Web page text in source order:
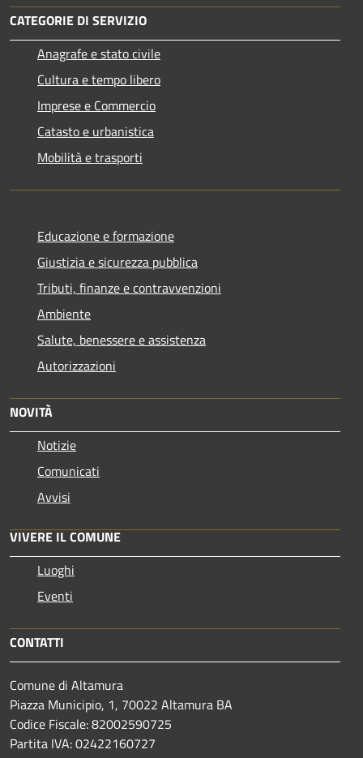
CATEGORIE DI SERVIZIO
Anagrafe e stato civile
Cultura e tempo libero
Imprese e Commercio
Catasto e urbanistica
Mobilità e trasporti
Educazione e formazione
Giustizia e sicurezza pubblica
Tributi, finanze e contravvenzioni
Ambiente
Salute, benessere e assistenza
Autorizzazioni
NOVITÀ
Notizie
Comunicati
Avvisi
VIVERE IL COMUNE
Luoghi
Eventi
CONTATTI
Comune di Altamura
Piazza Municipio, 1, 70022 Altamura BA
Codice Fiscale: 82002590725
Partita IVA: 02422160727